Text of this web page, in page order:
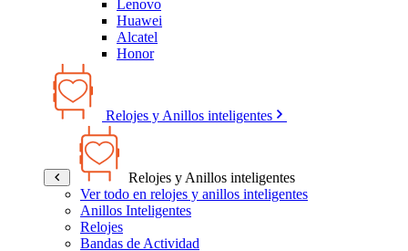
Lenovo
Huawei
Alcatel
Honor
Relojes y Anillos inteligentes
Relojes y Anillos inteligentes
Ver todo en relojes y anillos inteligentes
Anillos Inteligentes
Relojes
Bandas de Actividad